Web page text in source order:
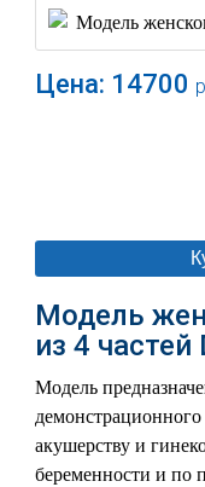
Цена: 14700
Модель
из 4 частей
Модель
акушерству и
беременности и по